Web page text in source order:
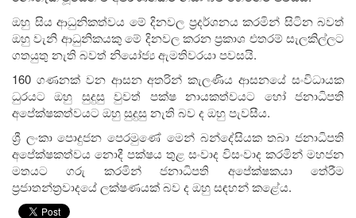
ඔහු සිය ආධුනිකත්වය මේ දිනවල ප්‍රදර්ශනය කරමින් සිටින බවත්
ඔහු වැනි ආධුනිකයකු මේ දිනවල කරන ප්‍රකාශ එතරම් සැලකිල්ලට
ගතයුතු නැති බවත් නියෝජ්‍ය ඇමතිවරයා පවසයි.
160 ගණනක් වන ආසන අතරින් කැලණිය ආසනයේ සංවිධායක
ධුරයට ඔහු සුදුසු වුවත් පක්ෂ නායකත්වයට හෝ ජනාධිපති
අපේක්ෂකත්වයට ඔහු සුදුසු නැති බව ද ඔහු පැවසීය.
ශ්‍රී ලංකා පොදුජන පෙරමුණේ මෙන් බන්දේසියක තබා ජනාධිපති
අපේක්ෂකත්වය නොදී පක්ෂය තුළ සංවාද විසංවාද කරමින් මහජන
මතයට ගරු කරමින් ජනාධිපති අපේක්ෂකයා තේරීම
ප්‍රජාතන්ත්‍රවාදයේ ලක්ෂණයක් බව ද ඔහු සඳහන් කළේය.